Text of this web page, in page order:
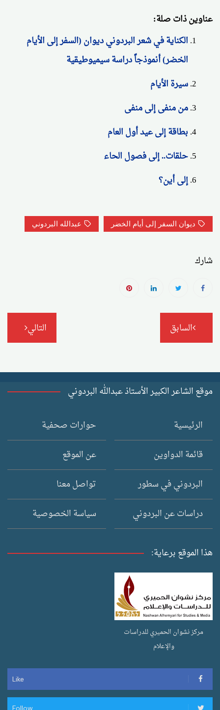
عناوين ذات صلة:
الكناية في شعر البردوني ديوان (السفر إلى الأيام
الخضر) أنموذجاً دراسة سيميوطيقية
سيرة الأيام
من منفى إلى منفى
بطاقة إلى عيد أول العام
حلقات.. إلى فصول الحاء
إلى أين؟
ديوان السفر إلى أيام الخضر عبدالله البردوني
شارك
تصفّح
المقالات
السابق التالي
موقع الشاعر الكبير الأستاذ عبدالله البردوني
الرئيسية
قائمة الدواوين
البردوني في سطور
دراسات عن البردوني
حوارات صحفية
عن الموقع
تواصل معنا
سياسة الخصوصية
هذا الموقع برعاية:
مركز نشوان الحميري للدراسات
والإعلام
Like
Follow